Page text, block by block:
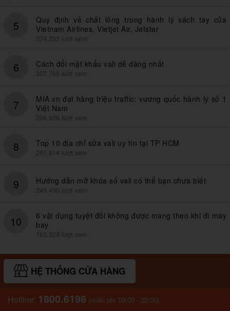
5
Quy định về chất lỏng trong hành lý xách tay của
Vietnam Airlines, Vietjet Air, Jetstar
374,293 lượt xem
6 Cách đổi mật khẩu vali dễ dàng nhất
307,765 lượt xem
7
MIA.vn đạt hàng triệu traffic: vương quốc hành lý số 1
Việt Nam
298,926 lượt xem
8 Top 10 địa chỉ sửa vali uy tín tại TP HCM
261,814 lượt xem
9 Hướng dẫn mở khóa số vali có thể bạn chưa biết
245,490 lượt xem
10
6 vật dụng tuyệt đối không được mang theo khi đi máy
bay
163,329 lượt xem
HỆ THỐNG CỬA HÀNG
Hotline: 1800.6198 (miễn phí 09:00 - 22:00)